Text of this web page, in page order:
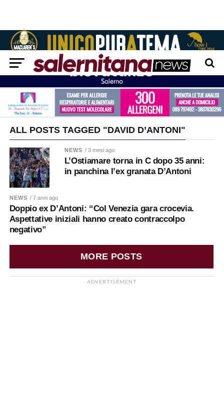
ALL POSTS TAGGED "DAVID D’ANTONI"
NEWS / 3 mesi ago
L’Ostiamare torna in C dopo 35 anni:
in panchina l’ex granata D’Antoni
NEWS / 7 anni ago
Doppio ex D’Antoni: “Col Venezia gara crocevia.
Aspettative iniziali hanno creato contraccolpo
negativo”
MORE POSTS
ADVERTISEMENT